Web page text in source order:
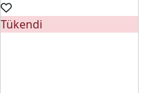
Tükendi